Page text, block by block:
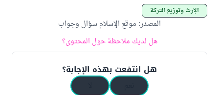
الإرث وتوزيع التركة
المصدر: موقع الإسلام سؤال وجواب
هل لديك ملاحظة حول المحتوى؟
هل انتفعت بهذه الإجابة؟